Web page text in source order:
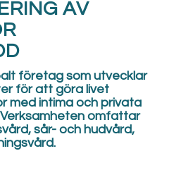
AV
företag som utvecklar
för att göra livet
med intima och privata
omfattar
sår- och hudvård,